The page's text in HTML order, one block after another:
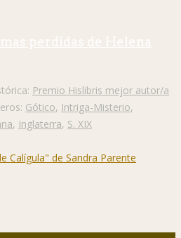
perdidas de Helena
Premio Hislibris mejor autor/a
Gótico, Intriga-Misterio,
, Inglaterra, S. XIX